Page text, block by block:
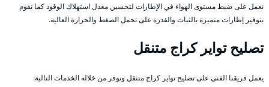
نعمل على ضبط مستوى الهواء في الإطارات لتحسين معدل استهلاك الوقود كما نقوم
بتوفير إطارات متميزة بالثبات والقدرة على تحمل الضغط والحرارة العالية.
تصليح تواير كراج متنقل
يعمل فريقنا الفني على تصليح تواير كراج متنقل ونوفر من خلاله الخدمات التالية: